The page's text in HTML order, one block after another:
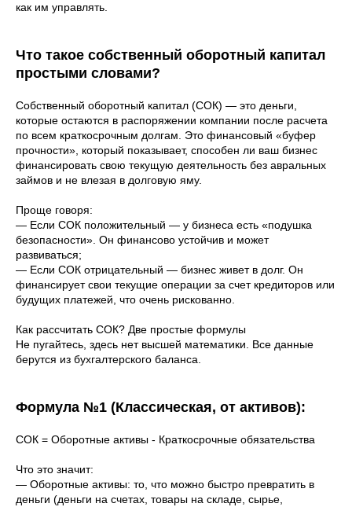
как им управлять.
Что такое собственный оборотный капитал
простыми словами?
Собственный оборотный капитал (СОК) — это деньги,
которые остаются в распоряжении компании после расчета
по всем краткосрочным долгам. Это финансовый «буфер
прочности», который показывает, способен ли ваш бизнес
финансировать свою текущую деятельность без авральных
займов и не влезая в долговую яму.
Проще говоря:
— Если СОК положительный — у бизнеса есть «подушка
безопасности». Он финансово устойчив и может
развиваться;
— Если СОК отрицательный — бизнес живет в долг. Он
финансирует свои текущие операции за счет кредиторов или
будущих платежей, что очень рискованно.
Как рассчитать СОК? Две простые формулы
Не пугайтесь, здесь нет высшей математики. Все данные
берутся из бухгалтерского баланса.
Формула №1 (Классическая, от активов):
СОК = Оборотные активы - Краткосрочные обязательства
Что это значит:
— Оборотные активы: то, что можно быстро превратить в
деньги (деньги на счетах, товары на складе, сырье,